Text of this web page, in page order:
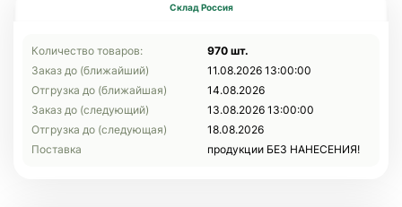
Склад Россия
Количество товаров:
970 шт.
Заказ до (ближайший)
11.08.2026 13:00:00
Отгрузка до (ближайшая)
14.08.2026
Заказ до (следующий)
13.08.2026 13:00:00
Отгрузка до (следующая)
18.08.2026
Поставка
продукции БЕЗ НАНЕСЕНИЯ!